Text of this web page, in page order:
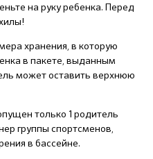
на руку ребенка. Перед
хранения, в которую
в пакете, выданным
может оставить верхнюю
только 1 родитель
группы спортсменов,
в бассейне.